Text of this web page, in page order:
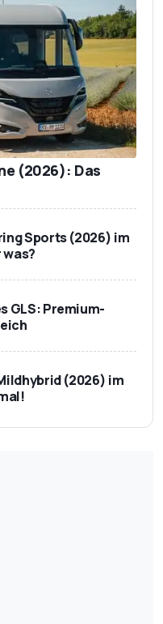
(2026): Das
Sports (2026) im
GLS: Premium-
(2026) im